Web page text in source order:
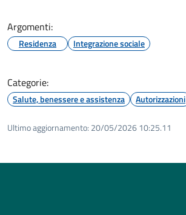
Argomenti:
Residenza Integrazione sociale
Categorie:
Salute, benessere e assistenza Autorizzazioni
Ultimo aggiornamento: 20/05/2026 10:25.11